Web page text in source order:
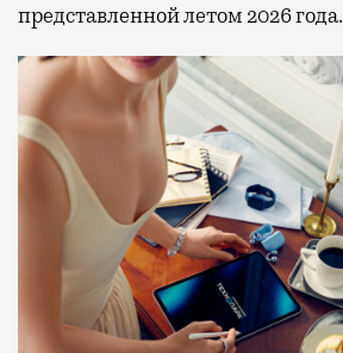
представленной летом 2026 года.